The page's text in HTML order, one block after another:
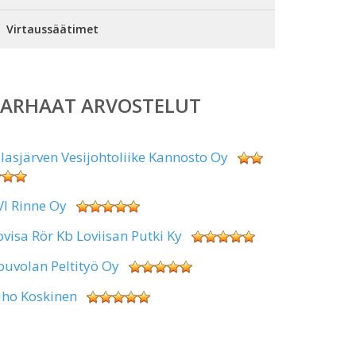
Virtaussäätimet
ARVOSTELUT
Vesijohtoliike Kannosto Oy
Rinne Oy
Rör Kb Loviisan Putki Ky
Peltityö Oy
Koskinen